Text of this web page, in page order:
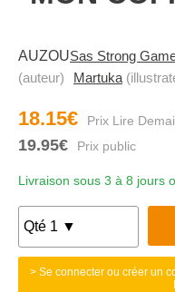
AUZOUSas Strong
(auteur)
Martuka
18.15€
19.95€
Livraison sous 3 à 8 jours
> Se connecter ou créer un